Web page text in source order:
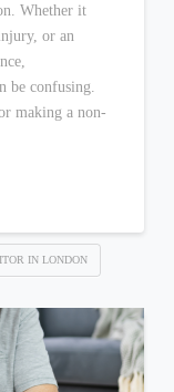
Whether it
or an
be confusing.
making a non-
IN LONDON